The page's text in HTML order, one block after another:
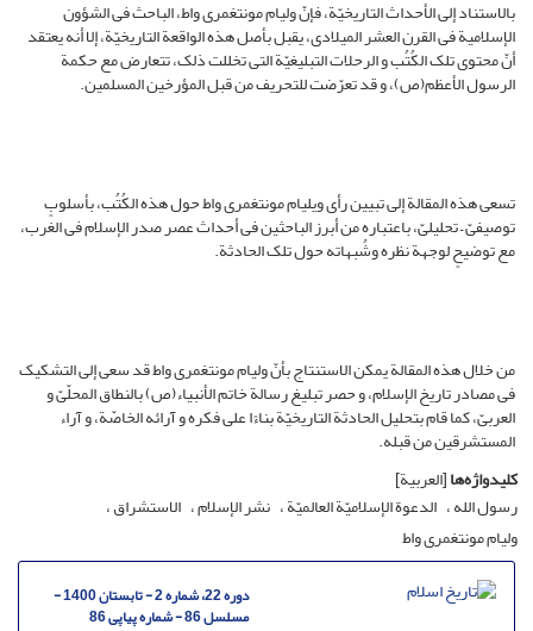
بالاستناد إلى الأحداث التاریخیّة، فإنّ ولیام مونتغمری واط، الباحث فی الشؤون
الإسلامیة فی القرن العشر المیلادی، یقبل بأصل هذه الواقعة التاریخیّة، إلا أنه یعتقد
أنّ محتوى تلک الکُتُب و الرحلات التبلیغیّة التی تخللت ذلک، تتعارض مع حکمة
الرسول الأعظم(ص)، و قد تعرّضت للتحریف من قبل المؤرخین المسلمین.
تسعی هذه المقالة إلى تبیین رأی ویلیام مونتغمری واط حول هذه الکُتُب، بأسلوبٍ
توصیفیّ – تحلیلیّ، باعتباره من أبرز الباحثین فی أحداث عصر صدر الإسلام فی الغرب،
مع توضیحٍ لوجهة نظره وشُبهاته حول تلک الحادثة.
من خلال هذه المقالة یمکن الاستنتاج بأنّ ولیام مونتغمری واط قد سعى إلى التشکیک
فی مصادر تاریخ الإسلام، و حصر تبلیغ رسالة خاتم الأنبیاء(ص) بالنطاق المحلّیّ و
العربیّ، کما قام بتحلیل الحادثة التاریخیّة بناءًا على فکره و آرائه الخاصّة، و آراء
المستشرقین من قبله.
کلیدواژه‌ها[العربیة]
رسول الله الدعوة الإسلامیّة العالمیّة نشر الإسلام الاستشراق
ولیام مونتغمری واط
دوره 22، شماره 2 - تابستان 1400 -
مسلسل 86 - شماره پیاپی 86